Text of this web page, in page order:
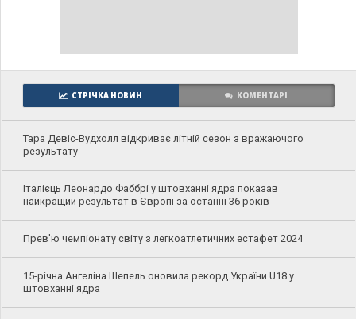
СТРІЧКА НОВИН КОМЕНТАРІ
Тара Девіс-Вудхолл відкриває літній сезон з вражаючого
результату
Італієць Леонардо Фаббрі у штовханні ядра показав
найкращий результат в Європі за останні 36 років
Прев'ю чемпіонату світу з легкоатлетичних естафет 2024
15-річна Ангеліна Шепель оновила рекорд України U18 у
штовханні ядра